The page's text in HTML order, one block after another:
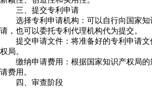
三、提交专利申请
选择专利申请机构：可以自行向国家知
请，也可以委托专利代理机构代为提交。
提交申请文件：将准备好的专利申请文
权局。
缴纳申请费用：根据国家知识产权局的
请费用。
四、审查阶段